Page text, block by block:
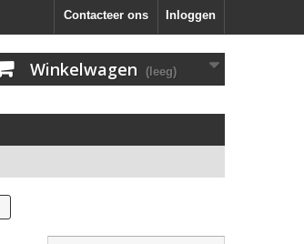
Inloggen
Contacteer ons
Winkelwagen (leeg)